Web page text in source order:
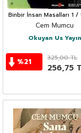
Binbir İnsan Masalları 1 /
Sayfa Güzeli
Cem Mumcu
Okuyan Us Yayın
%21 325,00TL
256,75